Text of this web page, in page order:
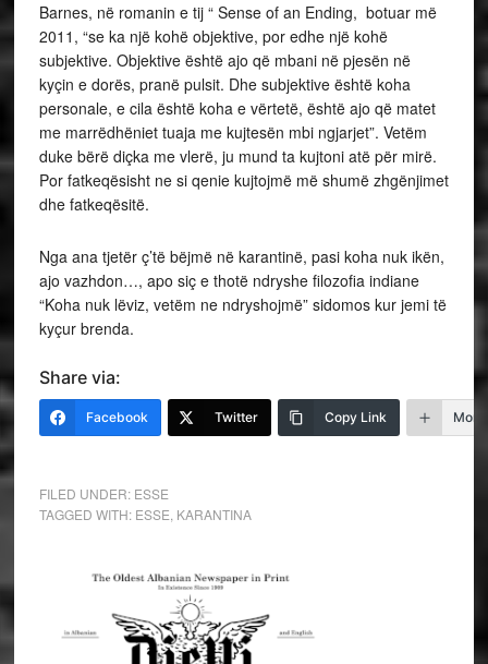
Barnes, në romanin e tij “ Sense of an Ending, botuar më
2011, “se ka një kohë objektive, por edhe një kohë
subjektive. Objektive është ajo që mbani në pjesën në
kyçin e dorës, pranë pulsit. Dhe subjektive është koha
personale, e cila është koha e vërtetë, është ajo që matet
me marrëdhëniet tuaja me kujtesën mbi ngjarjet”. Vetëm
duke bërë diçka me vlerë, ju mund ta kujtoni atë për mirë.
Por fatkeqësisht ne si qenie kujtojmë më shumë zhgënjimet
dhe fatkeqësitë.
Nga ana tjetër ç’të bëjmë në karantinë, pasi koha nuk ikën,
ajo vazhdon…, apo siç e thotë ndryshe filozofia indiane
“Koha nuk lëviz, vetëm ne ndryshojmë” sidomos kur jemi të
kyçur brenda.
Share via:
Facebook Twitter Copy Link More
FILED UNDER: ESSE
TAGGED WITH: ESSE KARANTINA